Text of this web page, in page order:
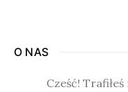
O NAS
Cześć!